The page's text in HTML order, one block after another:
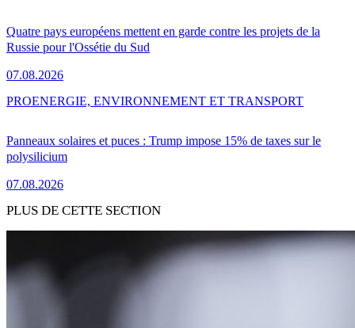
Quatre pays européens mettent en garde contre les projets de la
Russie pour l'Ossétie du Sud
07.08.2026
Panneaux solaires et puces : Trump impose 15% de taxes sur le
polysilicium
07.08.2026
PROENERGIE, ENVIRONNEMENT ET TRANSPORT
PLUS DE CETTE SECTION